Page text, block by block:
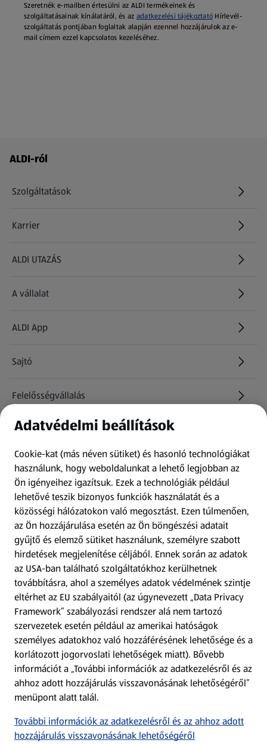
Szeretnék e-mailben értesülni az ALDI termékeinek és
szolgáltatásainak kínálatáról, és az adatkezelési tájékoztató Hírlevél-
szolgáltatás pontjában foglaltak alapján ezennel hozzájárulok az e-
mail címem ezzel kapcsolatos kezeléséhez.
Láblécmenü - további linkek
ALDI-ról
Szolgáltatások
Karrier
(új oldalon nyílik meg)
ALDI UTAZÁS
(új oldalon nyílik meg)
A vállalat
ALDI App
Sajtó
Felelősségvállalás
Információk
Kérdőív
Fizetési lehetőségek
ALDI utalványok
Árcsökkentés
Adattörlő alkalmazás
Szervizpont
(új oldalon nyílik meg)
Fedezz fel minket az interneten!
Töltsd le az ALDI Magyarország applikációt!
Adatvédelmi beállítások
Cookie-kat (más néven sütiket) és hasonló technológiákat
használunk, hogy weboldalunkat a lehető legjobban az
Ön igényeihez igazítsuk. Ezek a technológiák például
lehetővé teszik bizonyos funkciók használatát és a
közösségi hálózatokon való megosztást. Ezen túlmenően,
az Ön hozzájárulása esetén az Ön böngészési adatait
gyűjtő és elemző sütiket használunk, személyre szabott
hirdetések megjelenítése céljából. Ennek során az adatok
az USA-ban található szolgáltatókhoz kerülhetnek
továbbításra, ahol a személyes adatok védelmének szintje
eltérhet az EU szabályaitól (az úgynevezett „Data Privacy
Framework” szabályozási rendszer alá nem tartozó
szervezetek esetén például az amerikai hatóságok
személyes adatokhoz való hozzáférésének lehetősége és a
korlátozott jogorvoslati lehetőségek miatt). Bővebb
információt a „További információk az adatkezelésről és az
ahhoz adott hozzájárulás visszavonásának lehetőségéről”
menüpont alatt talál.
További információk az adatkezelésről és az ahhoz adott
hozzájárulás visszavonásának lehetőségéről